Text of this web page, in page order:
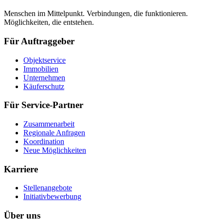
Menschen im Mittelpunkt. Verbindungen, die funktionieren.
Möglichkeiten, die entstehen.
Für Auftraggeber
Objektservice
Immobilien
Unternehmen
Käuferschutz
Für Service-Partner
Zusammenarbeit
Regionale Anfragen
Koordination
Neue Möglichkeiten
Karriere
Stellenangebote
Initiativbewerbung
Über uns